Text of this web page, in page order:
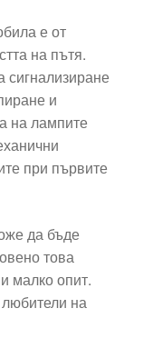
е от
на пътя.
сигнализиране
и
на лампите
при първите
да бъде
това
малко опит.
на